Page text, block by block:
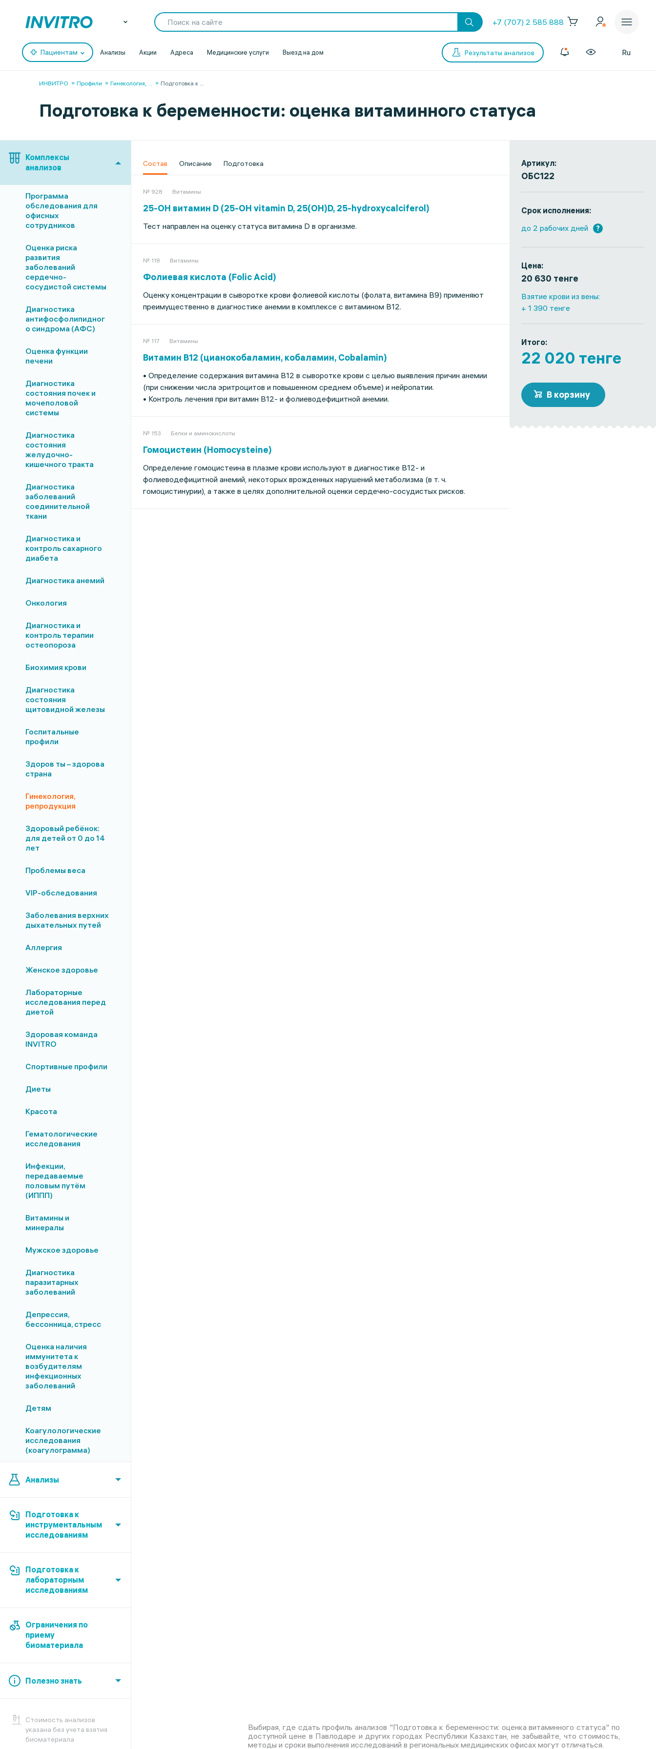
+7 (707) 2 585 888
Пациентам Анализы Акции Адреса Медицинские услуги Выезд на дом Результаты анализов Ru
ИНВИТРО Профили Гинекология, ... Подготовка к ...
Подготовка к беременности: оценка витаминного статуса
Комплексы
анализов
Программа
обследования для
офисных
сотрудников
Оценка риска
развития
заболеваний
сердечно-
сосудистой системы
Диагностика
антифосфолипидног
о синдрома (АФС)
Оценка функции
печени
Диагностика
состояния почек и
мочеполовой
системы
Диагностика
состояния
желудочно-
кишечного тракта
Диагностика
заболеваний
соединительной
ткани
Диагностика и
контроль сахарного
диабета
Диагностика анемий
Онкология
Диагностика и
контроль терапии
остеопороза
Биохимия крови
Диагностика
состояния
щитовидной железы
Госпитальные
профили
Здоров ты – здорова
страна
Гинекология,
репродукция
Здоровый ребёнок:
для детей от 0 до 14
лет
Проблемы веса
VIP-обследования
Заболевания верхних
дыхательных путей
Аллергия
Женское здоровье
Лабораторные
исследования перед
диетой
Здоровая команда
INVITRO
Спортивные профили
Диеты
Красота
Гематологические
исследования
Инфекции,
передаваемые
половым путём
(ИППП)
Витамины и
минералы
Мужское здоровье
Диагностика
паразитарных
заболеваний
Депрессия,
бессонница, стресс
Оценка наличия
иммунитета к
возбудителям
инфекционных
заболеваний
Детям
Коагулологические
исследования
(коагулограмма)
Анализы
Подготовка к
инструментальным
исследованиям
Подготовка к
лабораторным
исследованиям
Ограничения по
приему
биоматериала
Полезно знать
Cтоимость анализов
указана без учета взятия
биоматериала
Артикул:
ОБС122
Срок исполнения:
до 2 рабочих дней
?
Цена:
20 630 тенге
Взятие крови из вены:
+ 1 390 тенге
Итого:
22 020 тенге
В корзину
Состав Описание Подготовка
№ 928 Витамины
25-OH витамин D (25-OH vitamin D, 25(OH)D, 25-hydroxycalciferol)
Тест направлен на оценку статуса витамина D в организме.
№ 118 Витамины
Фолиевая кислота (Folic Acid)
Оценку концентрации в сыворотке крови фолиевой кислоты (фолата, витамина B9) применяют
преимущественно в диагностике анемии в комплексе с витамином В12.
№ 117 Витамины
Витамин B12 (цианокобаламин, кобаламин, Cobalamin)
• Определение содержания витамина В12 в сыворотке крови с целью выявления причин анемии
(при снижении числа эритроцитов и повышенном среднем объеме) и нейропатии.
• Контроль лечения при витамин B12- и фолиеводефицитной анемии.
№ 153 Белки и аминокислоты
Гомоцистеин (Homocysteine)
Определение гомоцистеина в плазме крови используют в диагностике В12- и
фолиеводефицитной анемий, некоторых врожденных нарушений метаболизма (в т. ч.
гомоцистинурии), а также в целях дополнительной оценки сердечно-сосудистых рисков.
Выбирая, где сдать профиль анализов "Подготовка к беременности: оценка витаминного статуса" по
доступной цене в Павлодаре и других городах Республики Казахстан, не забывайте, что стоимость,
методы и сроки выполнения исследований в региональных медицинских офисах могут отличаться.